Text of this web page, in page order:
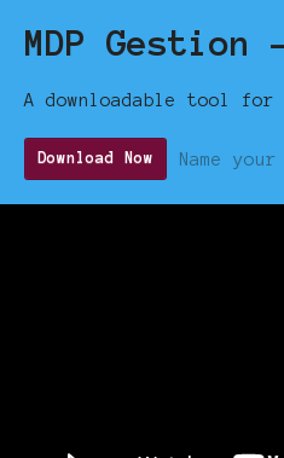
MDP Gestion
A downloadable tool for
Download Now Name